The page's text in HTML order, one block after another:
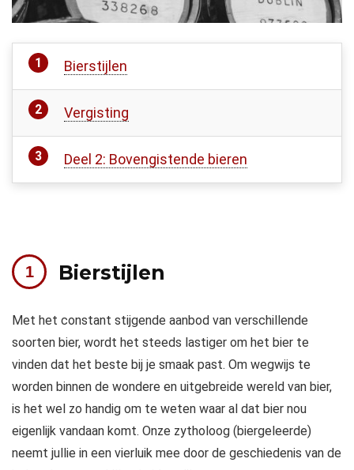
Bierstijlen
Vergisting
Deel 2: Bovengistende bieren
Bierstijlen
Met het constant stijgende aanbod van verschillende
soorten bier, wordt het steeds lastiger om het bier te
vinden dat het beste bij je smaak past. Om wegwijs te
worden binnen de wondere en uitgebreide wereld van bier,
is het wel zo handig om te weten waar al dat bier nou
eigenlijk vandaan komt. Onze zytholoog (biergeleerde)
neemt jullie in een vierluik mee door de geschiedenis van de